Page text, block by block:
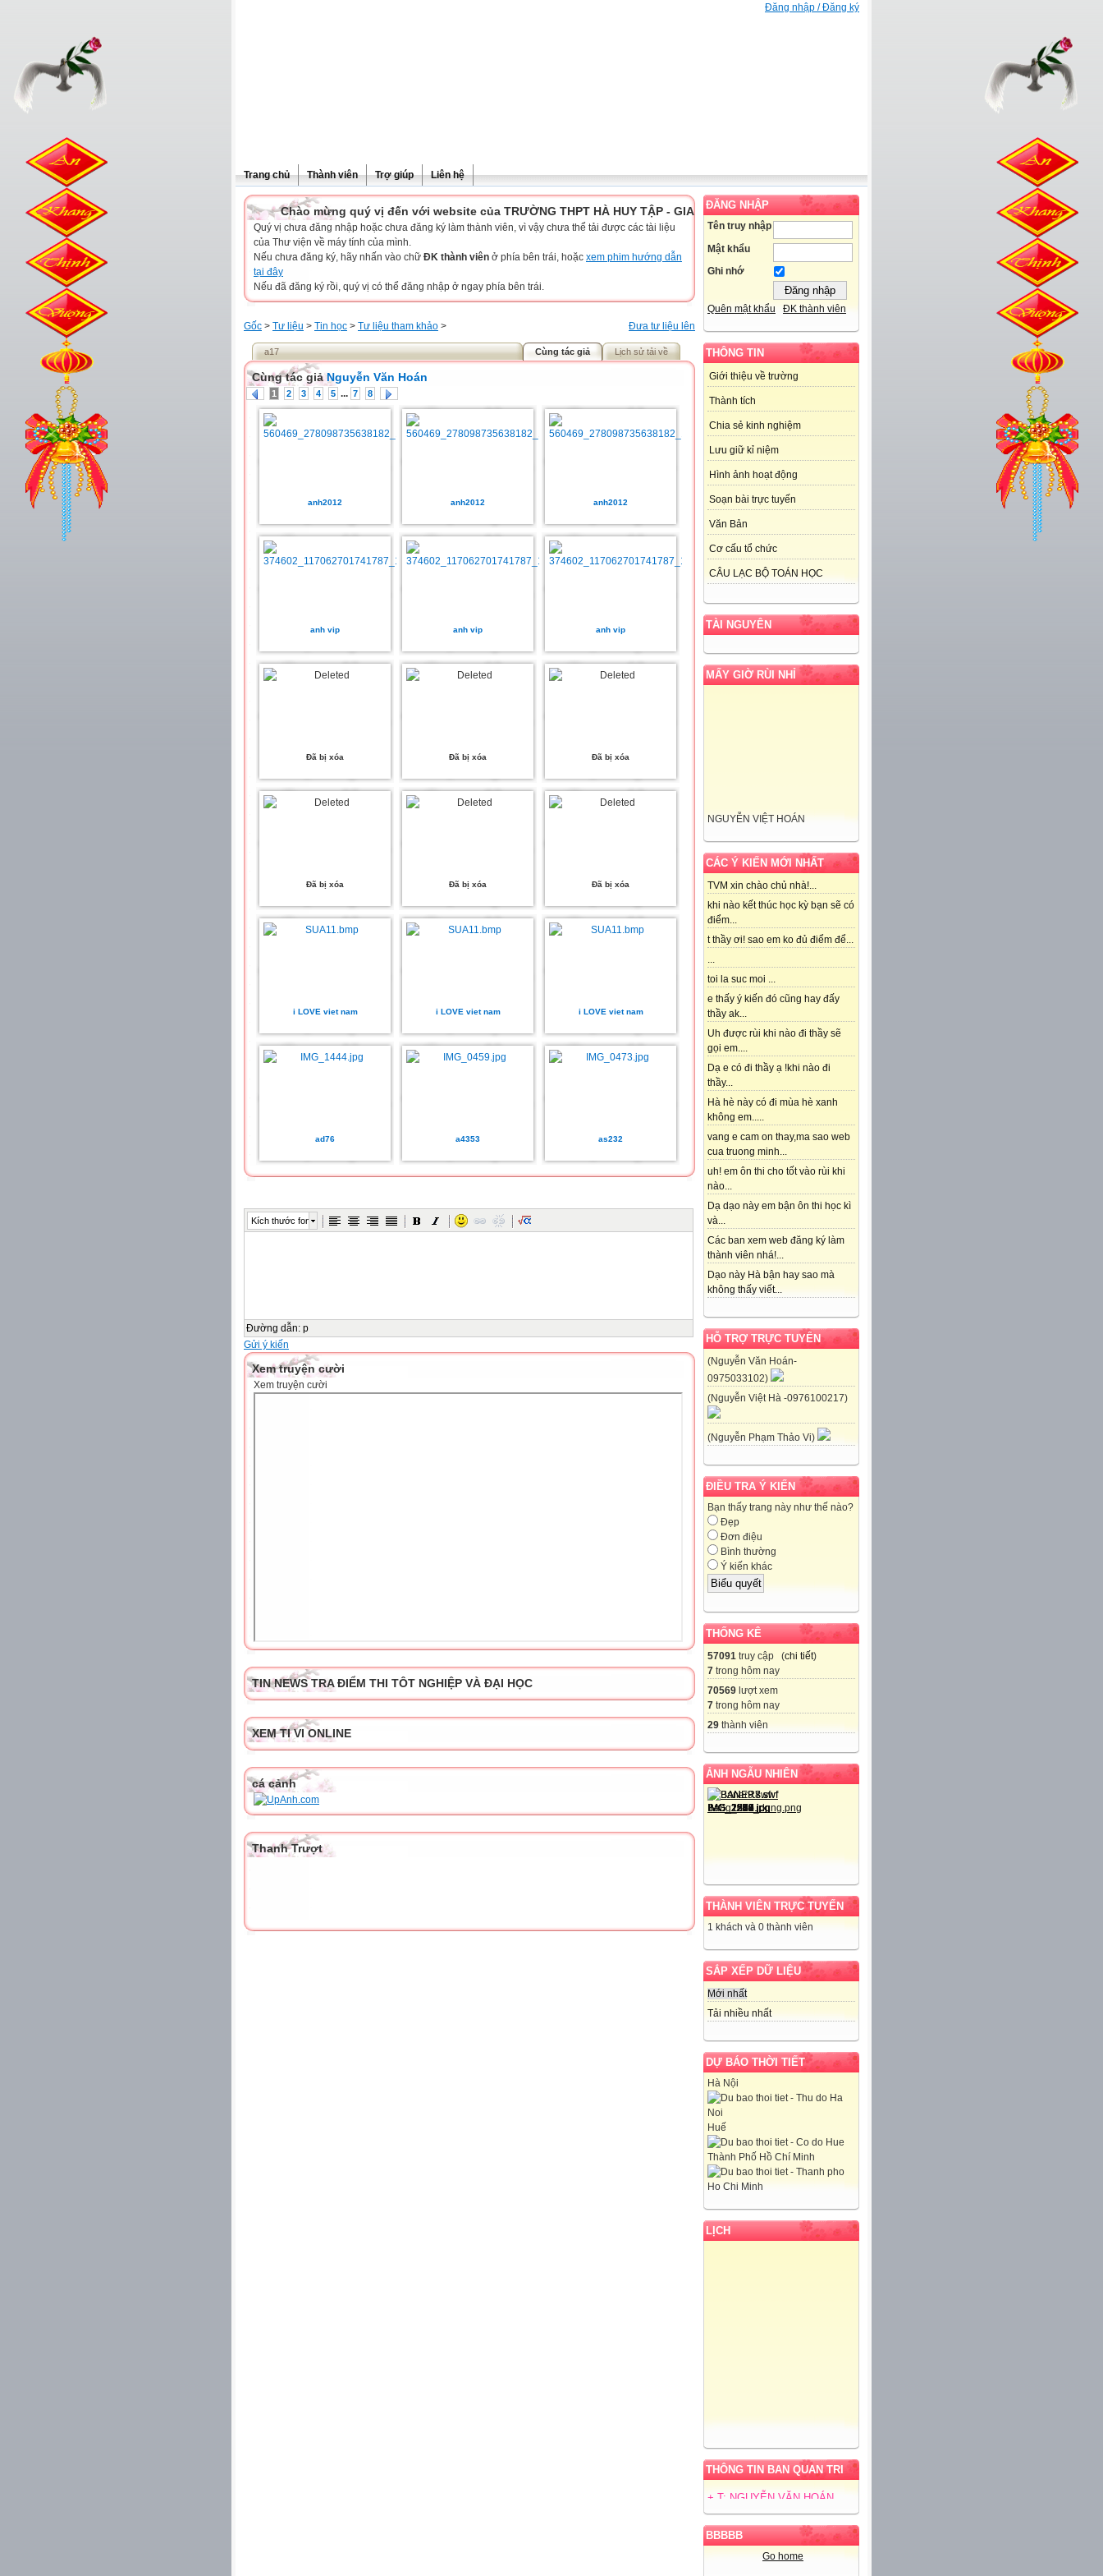
Đăng nhập / Đăng ký
Trang chủ Thành viên Trợ giúp Liên hệ
ĐĂNG NHẬP
Tên truy nhập
Mật khẩu
Ghi nhớ
Quên mật khẩu ĐK thành viên
THÔNG TIN
Giới thiệu về trường
Thành tích
Chia sẻ kinh nghiệm
Lưu giữ kỉ niệm
Hình ảnh hoạt động
Soạn bài trực tuyến
Văn Bản
Cơ cấu tổ chức
CÂU LẠC BỘ TOÁN HỌC
TÀI NGUYÊN
MẤY GIỜ RÙI NHỈ
NGUYỄN VIỆT HOÁN
CÁC Ý KIẾN MỚI NHẤT
TVM xin chào chủ nhà!...
khi nào kết thúc học kỳ bạn sẽ có
điểm...
t thầy ơi! sao em ko đủ điểm để...
...
toi la suc moi ...
e thấy ý kiến đó cũng hay đấy
thầy ak...
Uh được rùi khi nào đi thầy sẽ
gọi em....
Dạ e có đi thầy ạ !khi nào đi
thầy...
Hà hè này có đi mùa hè xanh
không em.....
vang e cam on thay,ma sao web
cua truong minh...
uh! em ôn thi cho tốt vào rùi khi
nào...
Dạ dạo này em bận ôn thi học kì
và...
Các ban xem web đăng ký làm
thành viên nhá!...
Dạo này Hà bận hay sao mà
không thấy viết...
HỖ TRỢ TRỰC TUYẾN
(Nguyễn Văn Hoán-
0975033102)
(Nguyễn Việt Hà -0976100217)
(Nguyễn Phạm Thảo Vi)
ĐIỀU TRA Ý KIẾN
Bạn thấy trang này như thế nào?
Đẹp
Đơn điệu
Bình thường
Ý kiến khác
THỐNG KÊ
57091 truy cập (chi tiết)
7 trong hôm nay
70569 lượt xem
7 trong hôm nay
29 thành viên
ẢNH NGẪU NHIÊN
THÀNH VIÊN TRỰC TUYẾN
1 khách và 0 thành viên
SẮP XẾP DỮ LIỆU
Mới nhất
Tải nhiều nhất
DỰ BÁO THỜI TIẾT
Hà Nội
Huế
Thành Phố Hồ Chí Minh
LỊCH
THÔNG TIN BAN QUAN TRI
+ T: NGUYỄN VĂN HOÁN
BBBBB
Go home
Chào mừng quý vị đến với website của TRƯỜNG THPT HÀ HUY TẬP - GIA LAI
Quý vị chưa đăng nhập hoặc chưa đăng ký làm thành viên, vì vậy chưa thể tải được các tài liệu
của Thư viện về máy tính của mình.
Nếu chưa đăng ký, hãy nhấn vào chữ ĐK thành viên ở phía bên trái, hoặc xem phim hướng dẫn
tại đây
Nếu đã đăng ký rồi, quý vị có thể đăng nhập ở ngay phía bên trái.
Đưa tư liệu lên
Gốc > Tư liệu > Tin học > Tư liệu tham khảo >
a17 Cùng tác giả Lịch sử tải về
Cùng tác giảNguyễn Văn Hoán
1 2 3 4 5 ... 7 8
anh2012 anh2012 anh2012
anh vip anh vip anh vip
Đã bị xóa Đã bị xóa Đã bị xóa
Đã bị xóa Đã bị xóa Đã bị xóa
i LOVE viet nam i LOVE viet nam i LOVE viet nam
ad76 a4353 as232
Kích thước font
Đường dẫn: p
Gửi ý kiến
Xem truyện cười
Xem truyện cười
TIN NEWS TRA ĐIỂM THI TÔT NGHIỆP VÀ ĐẠI HỌC
XEM TI VI ONLINE
cá cảnh
Thanh Trượt